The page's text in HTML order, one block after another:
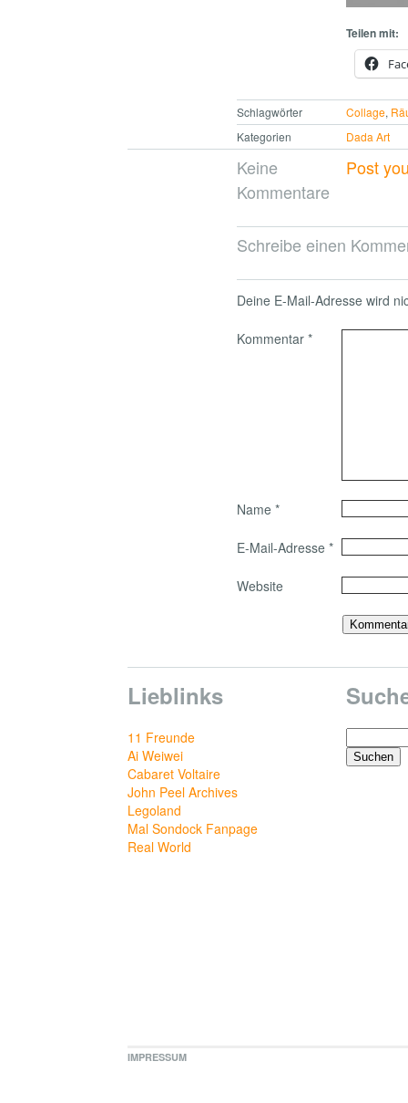
Teilen mit:
Schlagwörter Collage,
Kategorien
Dada Art
Keine
Kommentare
Post
Schreibe einen
Deine E-Mail-Adresse wird
Kommentar *
Name *
E-Mail-Adresse *
Website
Lieblinks
11 Freunde
Ai Weiwei
Cabaret Voltaire
John Peel Archives
Legoland
Mal Sondock Fanpage
Real World
Suchen
nach:
IMPRESSUM